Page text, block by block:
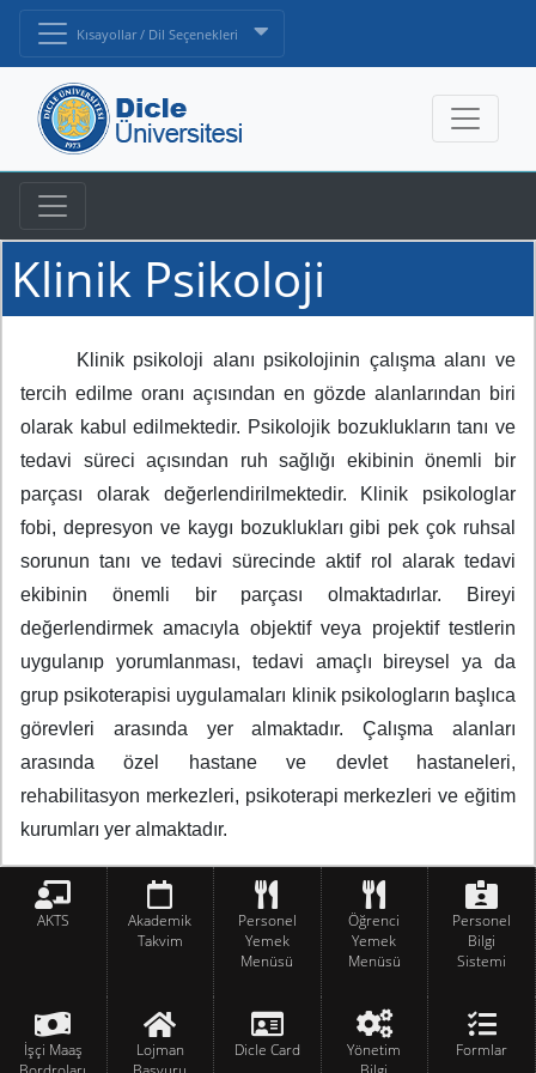
Kısayollar / Dil Seçenekleri
Klinik Psikoloji
Klinik psikoloji alanı psikolojinin çalışma alanı ve
tercih edilme oranı açısından en gözde alanlarından biri
olarak kabul edilmektedir. Psikolojik bozuklukların tanı ve
tedavi süreci açısından ruh sağlığı ekibinin önemli bir
parçası olarak değerlendirilmektedir. Klinik psikologlar
fobi, depresyon ve kaygı bozuklukları gibi pek çok ruhsal
sorunun tanı ve tedavi sürecinde aktif rol alarak tedavi
ekibinin önemli bir parçası olmaktadırlar. Bireyi
değerlendirmek amacıyla objektif veya projektif testlerin
uygulanıp yorumlanması, tedavi amaçlı bireysel ya da
grup psikoterapisi uygulamaları klinik psikologların başlıca
görevleri arasında yer almaktadır. Çalışma alanları
arasında özel hastane ve devlet hastaneleri,
rehabilitasyon merkezleri, psikoterapi merkezleri ve eğitim
kurumları yer almaktadır.
AKTS
Akademik
Takvim
Personel
Yemek
Menüsü
Öğrenci
Yemek
Menüsü
Personel
Bilgi
Sistemi
İşçi Maaş
Lojman
Dicle Card
Yönetim
Formlar